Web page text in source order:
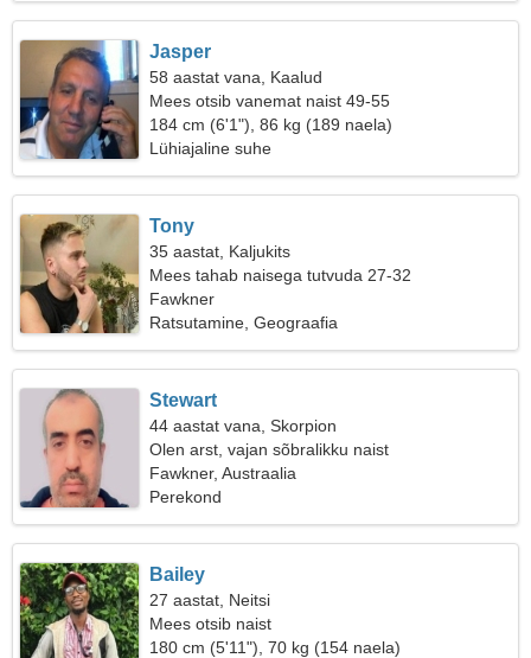
Jasper
58 aastat vana, Kaalud
Mees otsib vanemat naist 49-55
184 cm (6'1"), 86 kg (189 naela)
Lühiajaline suhe
Tony
35 aastat, Kaljukits
Mees tahab naisega tutvuda 27-32
Fawkner
Ratsutamine, Geograafia
Stewart
44 aastat vana, Skorpion
Olen arst, vajan sõbralikku naist
Fawkner, Austraalia
Perekond
Bailey
27 aastat, Neitsi
Mees otsib naist
180 cm (5'11"), 70 kg (154 naela)